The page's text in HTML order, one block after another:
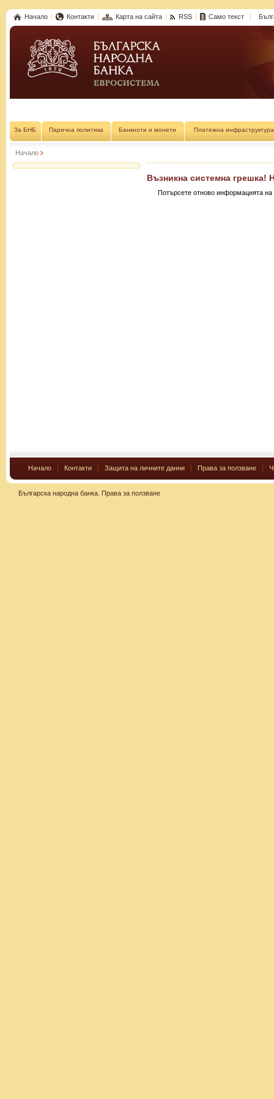
Начало Контакти Карта на сайта RSS Само текст
За БНБ Парична политика Банкноти и монети Платежна инфраструктура
Начало
Възникна системна грешка!
Потърсете отново информацията на
Начало Контакти Защита на личните данни Права за ползване
Българска народна банка. Права за ползване